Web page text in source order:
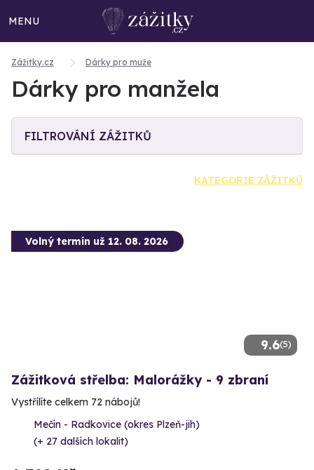
MENU
Zážitky.cz Dárky pro muže
Dárky pro manžela
FILTROVÁNÍ ZÁŽITKŮ
KATEGORIE ZÁŽITKŮ
9.6(5)
Volný termín už 12. 08. 2026
Zážitková střelba: Malorážky - 9 zbraní
Vystřílíte celkem 72 nábojů!
Mečín - Radkovice (okres Plzeň-jih)
(+ 27 dalších lokalit)